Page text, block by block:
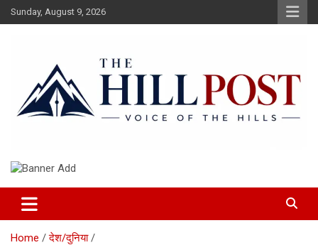
Skip
to
Sunday, August 9, 2026
The Hillpost
Home
देश/दुनिया